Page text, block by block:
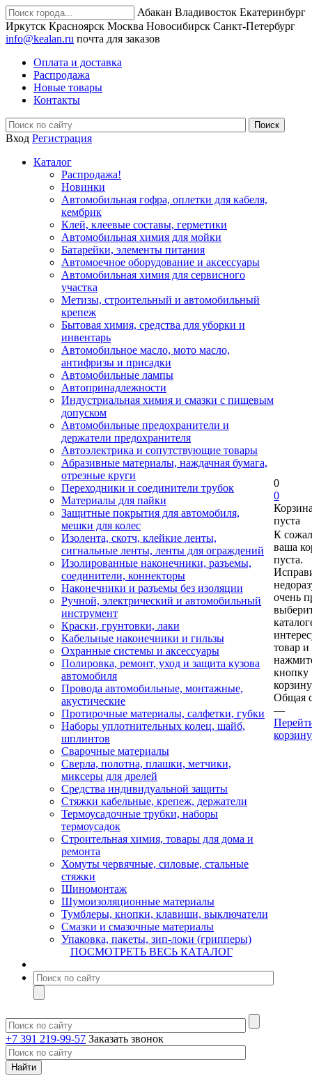
Абакан Владивосток Екатеринбург
Иркутск Красноярск Москва Новосибирск Санкт-Петербург
info@kealan.ru почта для заказов
Оплата и доставка
Распродажа
Новые товары
Контакты
Вход Регистрация
Каталог
Распродажа!
Новинки
Автомобильная гофра, оплетки для кабеля,
кембрик
Клей, клеевые составы, герметики
Автомобильная химия для мойки
Батарейки, элементы питания
Автомоечное оборудование и аксессуары
Автомобильная химия для сервисного
участка
Метизы, строительный и автомобильный
крепеж
Бытовая химия, средства для уборки и
инвентарь
Автомобильное масло, мото масло,
антифризы и присадки
Автомобильные лампы
Автопринадлежности
Индустриальная химия и смазки с пищевым
допуском
Автомобильные предохранители и
держатели предохранителя
Автоэлектрика и сопутствующие товары
Абразивные материалы, наждачная бумага,
отрезные круги
Переходники и соединители трубок
Материалы для пайки
Защитные покрытия для автомобиля,
мешки для колес
Изолента, скотч, клейкие ленты,
сигнальные ленты, ленты для ограждений
Изолированные наконечники, разъемы,
соединители, коннекторы
Наконечники и разъемы без изоляции
Ручной, электрический и автомобильный
инструмент
Краски, грунтовки, лаки
Кабельные наконечники и гильзы
Охранные системы и аксессуары
Полировка, ремонт, уход и защита кузова
автомобиля
Провода автомобильные, монтажные,
акустические
Протирочные материалы, салфетки, губки
Наборы уплотнительных колец, шайб,
шплинтов
Сварочные материалы
Сверла, полотна, плашки, метчики,
миксеры для дрелей
Средства индивидуальной защиты
Стяжки кабельные, крепеж, держатели
Термоусадочные трубки, наборы
термоусадок
Строительная химия, товары для дома и
ремонта
Хомуты червячные, силовые, стальные
стяжки
Шиномонтаж
Шумоизоляционные материалы
Тумблеры, кнопки, клавиши, выключатели
Смазки и смазочные материалы
Упаковка, пакеты, зип-локи (грипперы)
ПОСМОТРЕТЬ ВЕСЬ КАТАЛОГ
+7 391 219-99-57 Заказать звонок
0
0
пуста
К
ваша
пуста.
очень
товар и
кнопку
Общая
—
корзину